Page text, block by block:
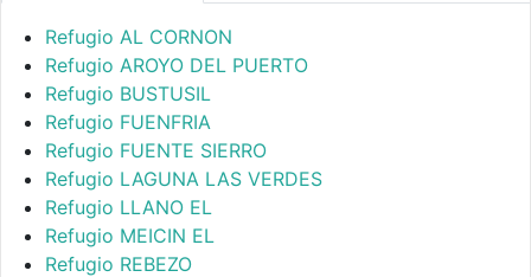
Refugio AL CORNON
Refugio AROYO DEL PUERTO
Refugio BUSTUSIL
Refugio FUENFRIA
Refugio FUENTE SIERRO
Refugio LAGUNA LAS VERDES
Refugio LLANO EL
Refugio MEICIN EL
Refugio REBEZO